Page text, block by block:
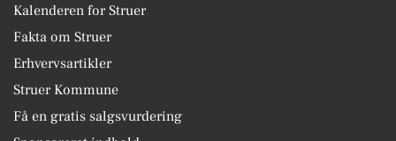
Kalenderen for Struer
Fakta om Struer
Erhvervsartikler
Struer Kommune
Få en gratis salgsvurdering